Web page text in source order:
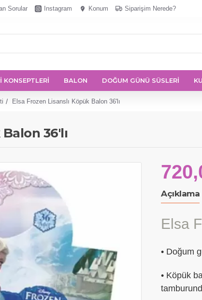
Sorular Instagram Konum Siparişim Nerede?
KONSEPTLERİ BALON DOĞUM GÜNÜ SÜSLERİ
Elsa Frozen Lisanslı Köpük Balon 36'lı
36'lı
Açıklama
Elsa
• Doğum
• Köpük